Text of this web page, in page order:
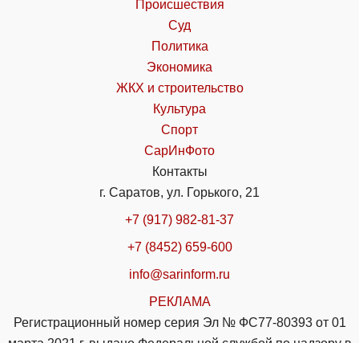
Происшествия
Суд
Политика
Экономика
ЖКХ и строительство
Культура
Спорт
СарИнФото
Контакты
г. Саратов, ул. Горького, 21
+7 (917) 982-81-37
+7 (8452) 659-600
info@sarinform.ru
РЕКЛАМА
Регистрационный номер серия Эл № ФС77-80393 от 01